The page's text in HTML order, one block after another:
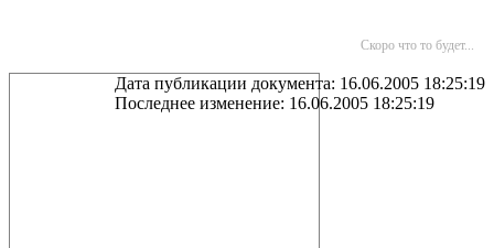
Скоро что то будет...
Дата публикации документа: 16.06.2005 18:25:19
Последнее изменение: 16.06.2005 18:25:19